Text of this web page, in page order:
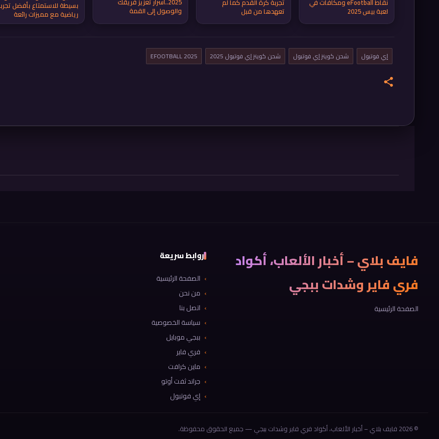
نقاط eFootball ومكافآت في
لعبة بيس 2025
تجربة كرة القدم كما لم
تعهدها من قبل والوصول إلى القمة بسيطة للاستمتاع بأفضل
رياضية مع مميزات رائعة
إي فوتبول شحن كوينز إي فوتبول شحن كوينز إي فوتبول 2025 EFOOTBALL 2025
ت
ي
فايف بلاي – أخبار الألعاب، أكواد
فري فاير وشدات ببجي
الصفحة الرئيسية
روابط سريعة
الصفحة الرئيسية
من نحن
اتصل بنا
سياسة الخصوصية
ببجي موبايل
فري فاير
ماين كرافت
جراند ثفت أوتو
إي فوتبول
© 2026 فايف بلاي – أخبار الألعاب، أكواد فري فاير وشدات ببجي — جميع الحقوق محفوظة.